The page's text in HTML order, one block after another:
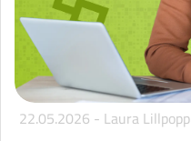
22.05.2026 - Laura Lillpopp